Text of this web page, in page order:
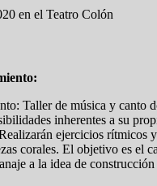
Taller de música y canto
inherentes a su
ejercicios rítmicos
corales. El objetivo es el
a la idea de